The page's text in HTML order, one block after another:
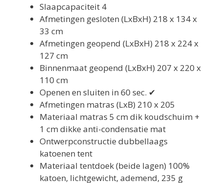
Slaapcapaciteit 4
Afmetingen gesloten (LxBxH) 218 x 134 x
33 cm
Afmetingen geopend (LxBxH) 218 x 224 x
127 cm
Binnenmaat geopend (LxBxH) 207 x 220 x
110 cm
Openen en sluiten in 60 sec. ✔
Afmetingen matras (LxB) 210 x 205
Materiaal matras 5 cm dik koudschuim +
1 cm dikke anti-condensatie mat
Ontwerpconstructie dubbellaags
katoenen tent
Materiaal tentdoek (beide lagen) 100%
katoen, lichtgewicht, ademend, 235 g